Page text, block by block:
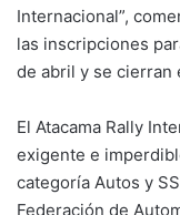
Internacional”,
las inscripciones
de abril y se cierran
El Atacama Rally
exigente e
categoría Autos y
Federación de